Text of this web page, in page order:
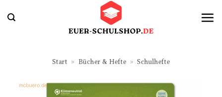
Inhalt
Start » Bücher & Hefte » Schulhefte